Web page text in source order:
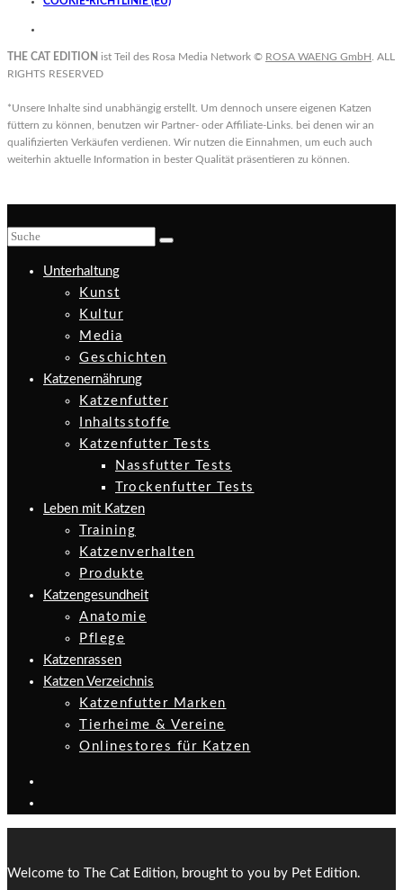
THE CAT EDITION ist Teil des Rosa Media Network © ROSA WAENG GmbH . ALL
RIGHTS RESERVED
*Unsere Inhalte sind unabhängig erstellt. Um dennoch unsere eigenen Katzen
füttern zu können, benutzen wir Partner- oder Affiliate-Links. bei denen wir an
qualifizierten Verkäufen verdienen. Wir nutzen die Einnahmen, um euch auch
weiterhin aktuelle Information in bester Qualität präsentieren zu können.
Unterhaltung
Kunst
Kultur
Media
Geschichten
Katzenernährung
Katzenfutter
Inhaltsstoffe
Katzenfutter Tests
Nassfutter Tests
Trockenfutter Tests
Leben mit Katzen
Training
Katzenverhalten
Produkte
Katzengesundheit
Anatomie
Pflege
Katzenrassen
Katzen Verzeichnis
Katzenfutter Marken
Tierheime & Vereine
Onlinestores für Katzen
Welcome to The Cat Edition, brought to you by Pet Edition.